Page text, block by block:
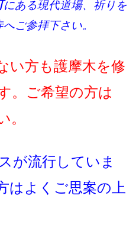
にある現代道場、祈りを
ご参拝下さい。
い方も護摩木を修
。ご希望の方は
が流行していま
はよくご思案の上